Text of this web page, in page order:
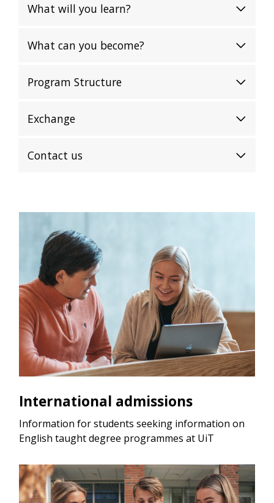
What will you learn?
What can you become?
Program Structure
Exchange
Contact us
International admissions
Information for students seeking information on
English taught degree programmes at UiT